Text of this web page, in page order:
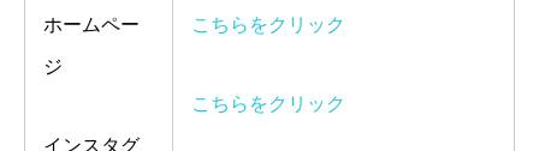
ホームペー
ジ
インスタグ
こちらをクリック
こちらをクリック